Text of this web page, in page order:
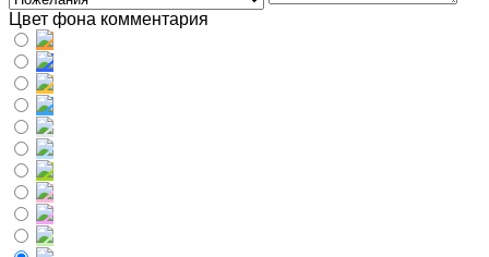
Цвет фона комментария